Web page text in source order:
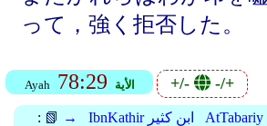
って，強く拒否した。
Ayah 78:29 الأية +/- -/+
: 📗 → IbnKathir ابن كثير